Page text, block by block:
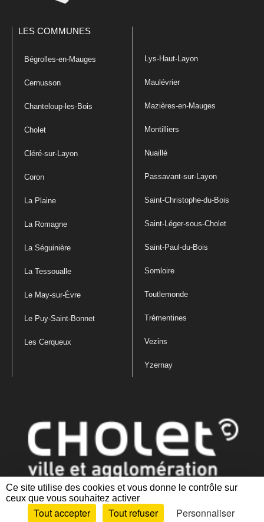
Ce site utilise des cookies et vous donne le contrôle sur
ceux que vous souhaitez activer
Tout accepter Tout refuser Personnaliser
LES COMMUNES
Bégrolles-en-Mauges
Cernusson
Chanteloup-les-Bois
Cholet
Cléré-sur-Layon
Coron
La Plaine
La Romagne
La Séguinière
La Tessoualle
Le May-sur-Èvre
Le Puy-Saint-Bonnet
Les Cerqueux
Lys-Haut-Layon
Maulévrier
Mazières-en-Mauges
Montilliers
Nuaillé
Passavant-sur-Layon
Saint-Christophe-du-Bois
Saint-Léger-sous-Cholet
Saint-Paul-du-Bois
Somloire
Toutlemonde
Trémentines
Vezins
Yzernay
Mentions légales|Politique de confidentialité
des cookies |Plan du site Accessibilité : partiellement conforme